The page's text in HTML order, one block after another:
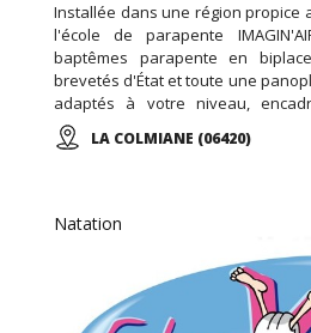
Installée dans une région propice
l'école de parapente
baptêmes parapente en
brevetés d'État et toute une
adaptés à votre niveau,
diplômés et à votre écoute. De la
Cap Martin, en passant par
LA COLMIANE (06420)
Natation